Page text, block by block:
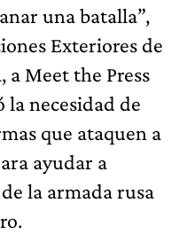
una batalla”,
Exteriores de
Meet the Press
la necesidad de
que ataquen a
ayudar a
la armada rusa